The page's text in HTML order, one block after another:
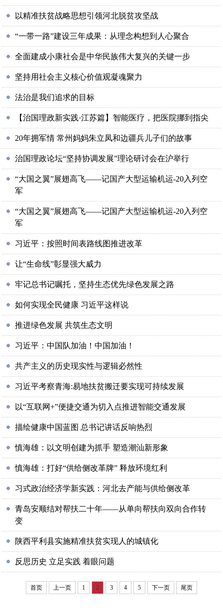
以精准扶贫战略思想引领河北脱贫攻坚战
“一带一路”建设三年成果：从理念构想到人心聚合
全面建成小康社会是中华民族伟大复兴的关键一步
坚持用社会主义核心价值观凝魂聚力
法治是我们追求的目标
【治国理政新实践·江苏篇】智能医疗，把医院挪到指尖
20年拥军情 常州妈妈朱立凤和边疆兵儿子们的故事
治国理政论坛“坚持协调发展”理论研讨会在沪举行
“大国之翼”展翅高飞——记国产大型运输机运-20入列空
军
“大国之翼”展翅高飞——记国产大型运输机运-20入列空
军
习近平：按照时间表路线图推进改革
让“生命线”彰显强大威力
牢记总书记嘱托，坚持生态优先绿色发展之路
如何实现全民健康 习近平这样说
推进绿色发展 共筑生态文明
习近平：中国队加油！中国加油！
共产主义的历史现实性与逻辑必然性
习近平考察青海:易地扶贫搬迁要实现可持续发展
以“互联网+”便捷交通为切入点推进智能交通发展
描绘健康中国蓝图 总书记讲话反响热烈
慎海雄：以文明创建为抓手 塑造潮汕新形象
慎海雄：打好“供给侧改革牌” 释放环境红利
习式政治经济学新实践：河北去产能与供给侧改革
青岛安顺结对帮扶二十年——从单向帮扶向双向合作转
变
陕西平利县实施精准扶贫实现人的城镇化
反思历史 立足实践 着眼问题
首页 上一页 1 2 3 4 5 下一页 尾页